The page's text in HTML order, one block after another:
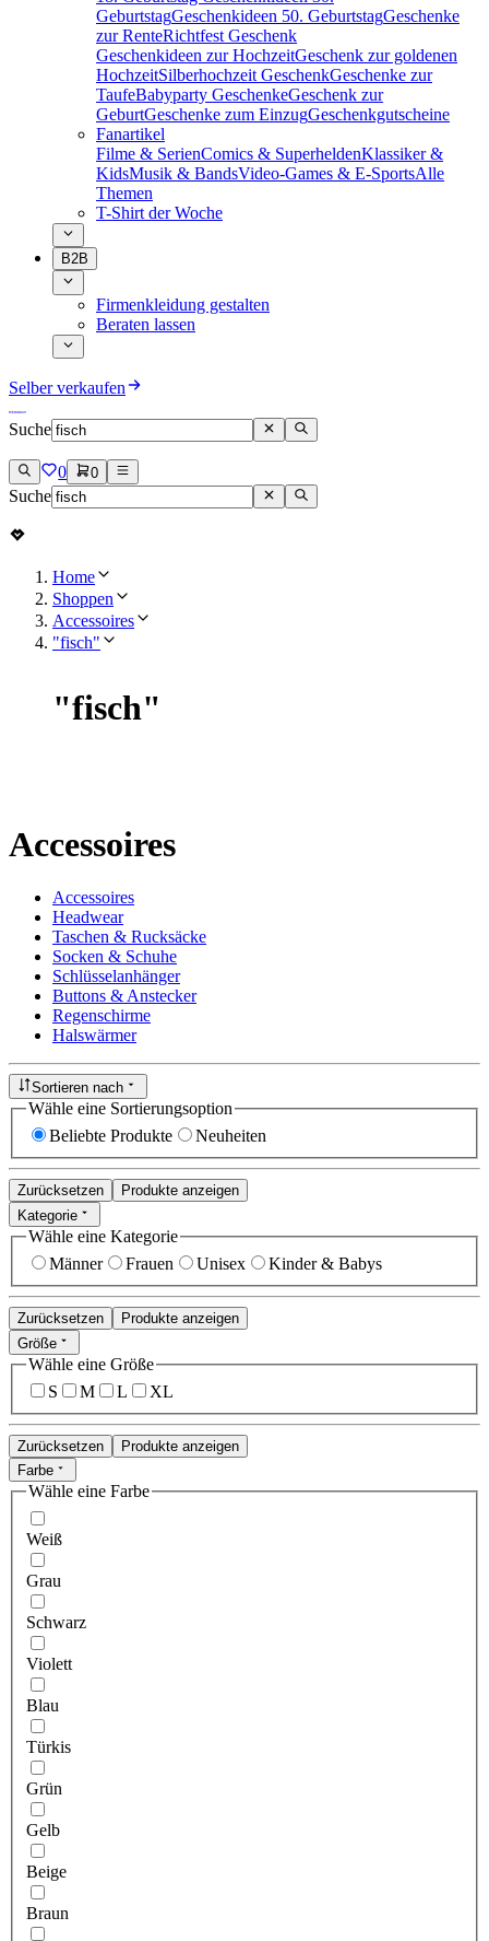
GeburtstagGeschenkideen 50. GeburtstagGeschenke
zur RenteRichtfest Geschenk
Geschenkideen zur HochzeitGeschenk zur goldenen
HochzeitSilberhochzeit GeschenkGeschenke zur
TaufeBabyparty GeschenkeGeschenk zur
GeburtGeschenke zum EinzugGeschenkgutscheine
Fanartikel
Filme & SerienComics & SuperheldenKlassiker &
KidsMusik & BandsVideo-Games & E-SportsAlle
Themen
T-Shirt der Woche
B2B
Firmenkleidung gestalten
Beraten lassen
Selber verkaufen
Suche
0 0
Suche
Home
Shoppen
Accessoires
"fisch"
"fisch"
Accessoires
Accessoires
Headwear
Taschen & Rucksäcke
Socken & Schuhe
Schlüsselanhänger
Buttons & Anstecker
Regenschirme
Halswärmer
Sortieren nach
Wähle eine Sortierungsoption
Beliebte Produkte
Neuheiten
Zurücksetzen
Produkte anzeigen
Kategorie
Wähle eine Kategorie
Männer
Frauen Unisex Kinder & Babys
Zurücksetzen
Produkte anzeigen
Größe
Wähle eine Größe
S
M L XL
Zurücksetzen
Produkte anzeigen
Farbe
Wähle eine Farbe
Weiß
Grau
Schwarz
Violett
Blau
Türkis
Grün
Gelb
Beige
Braun